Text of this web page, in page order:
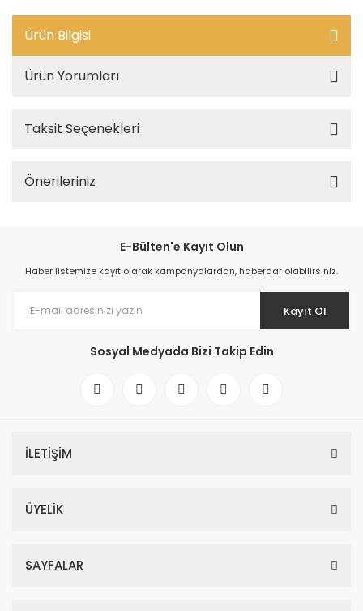
Ürün Bilgisi
Ürün Yorumları
Taksit Seçenekleri
Önerileriniz
E-Bülten'e Kayıt Olun
Haber listemize kayıt olarak kampanyalardan, haberdar olabilirsiniz.
Kayıt Ol
Sosyal Medyada Bizi Takip Edin
İLETİŞİM
ÜYELİK
SAYFALAR